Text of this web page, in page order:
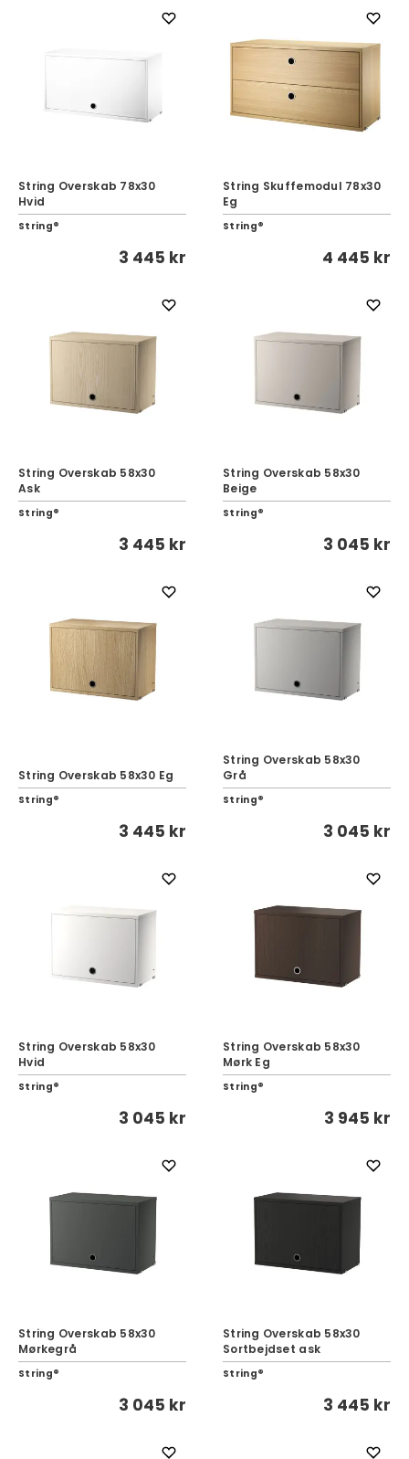
String Overskab 78x30
Hvid
String®
3 445 kr
String Skuffemodul 78x30
Eg
String®
4 445 kr
String Overskab 58x30
Ask
String®
3 445 kr
String Overskab 58x30
Beige
String®
3 045 kr
String Overskab 58x30 Eg
String®
3 445 kr
String Overskab 58x30
Grå
String®
3 045 kr
String Overskab 58x30
Hvid
String®
3 045 kr
String Overskab 58x30
Mørk Eg
String®
3 945 kr
String Overskab 58x30
Mørkegrå
String®
3 045 kr
String Overskab 58x30
Sortbejdset ask
String®
3 445 kr